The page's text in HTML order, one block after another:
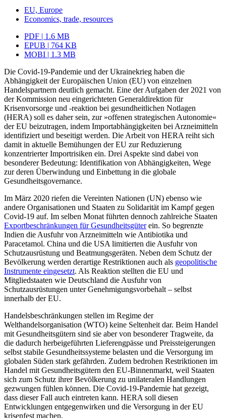
EU, Europe
Economics, trade, resources
PDF | 1.6 MB
EPUB | 764 KB
MOBI | 1.3 MB
Die Covid-19-Pandemie und der Ukrainekrieg haben die
Abhängigkeit der Europäischen Union (EU) von einzelnen
Handelspartnern deutlich gemacht. Eine der Aufgaben der 2021 von
der Kommission neu eingerichteten Generaldirektion für
Krisenvorsorge und -reaktion bei gesundheitlichen Notlagen
(HERA) soll es daher sein, zur »offenen strategischen Autonomie«
der EU beizutragen, indem Importabhängigkeiten bei Arzneimitteln
identifiziert und beseitigt werden. Die Arbeit von HERA reiht sich
da­mit in aktuelle Bemühungen der EU zur Reduzierung
konzentrierter Importrisiken ein. Drei Aspekte sind dabei von
besonderer Bedeutung: Identifikation von Abhängigkeiten, Wege
zur deren Überwindung und Einbettung in die globale
Gesundheitsgovernance.
Im März 2020 riefen die Vereinten Natio­nen (UN) ebenso wie
andere Organisationen und Staaten zu Solidarität im Kampf gegen
Covid-19 auf. Im selben Monat führten den­noch zahlreiche Staaten
Exportbeschränkungen für Gesundheitsgüterein. So be­grenzte
Indien die Ausfuhr von Arznei­mitteln wie Antibiotika und
Paracetamol. China und die USA limitierten die Ausfuhr von
Schutzausrüstung und Beatmungs­geräten. Neben dem Schutz der
Bevölkerung werden derartige Restriktionen auch als geopolitische
Instrumente eingesetzt. Als Reaktion stellten die EU und
Mitgliedstaaten wie Deutschland die Ausfuhr von
Schutzausrüstungen unter Genehmigungsvorbehalt – selbst
innerhalb der EU.
Handelsbeschränkungen stellen im Regime der
Welthandelsorganisation (WTO) keine Seltenheit dar. Beim Handel
mit Ge­sundheitsgütern sind sie aber von beson­derer Tragweite, da
die dadurch herbei­geführten Lieferengpässe und Preissteigerungen
selbst stabile Gesundheitssysteme belasten und die Versorgung im
globalen Süden stark gefährden. Zudem bedrohen Restriktionen im
Handel mit Gesundheitsgütern den EU-Binnenmarkt, weil Staaten
sich zum Schutz ihrer Bevölkerung zu uni­lateralen Handlungen
gezwungen fühlen können. Die Covid-19-Pandemie hat gezeigt,
dass dieser Fall auch eintreten kann. HERA soll diesen
Entwicklungen entgegenwirken und die Versorgung in der EU
krisenfest machen.